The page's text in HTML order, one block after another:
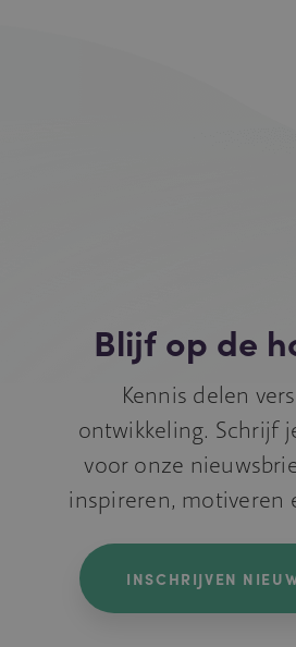
Blijf op de
Kennis delen
ontwikkeling. Schrijf
voor onze
inspireren, motiveren
INSCHRIJVEN